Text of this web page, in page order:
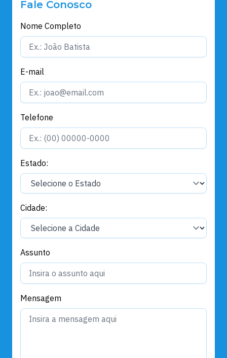
Fale Conosco
Nome Completo
E-mail
Telefone
Estado:
Cidade:
Assunto
Mensagem